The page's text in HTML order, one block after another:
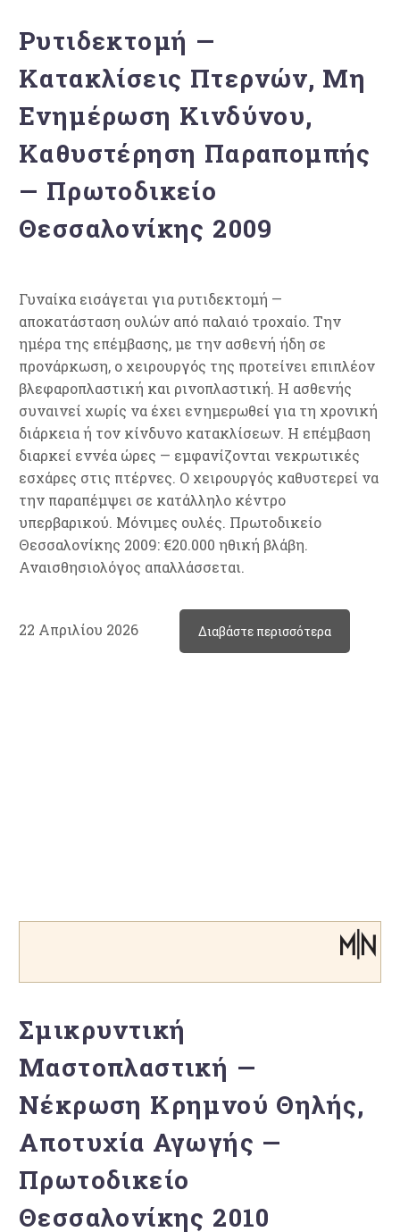
Ρυτιδεκτομή —
Κατακλίσεις Πτερνών, Μη
Ενημέρωση Κινδύνου,
Καθυστέρηση Παραπομπής
— Πρωτοδικείο
Θεσσαλονίκης 2009
Γυναίκα εισάγεται για ρυτιδεκτομή —
αποκατάσταση ουλών από παλαιό τροχαίο. Την
ημέρα της επέμβασης, με την ασθενή ήδη σε
προνάρκωση, ο χειρουργός της προτείνει επιπλέον
βλεφαροπλαστική και ρινοπλαστική. Η ασθενής
συναινεί χωρίς να έχει ενημερωθεί για τη χρονική
διάρκεια ή τον κίνδυνο κατακλίσεων. Η επέμβαση
διαρκεί εννέα ώρες — εμφανίζονται νεκρωτικές
εσχάρες στις πτέρνες. Ο χειρουργός καθυστερεί να
την παραπέμψει σε κατάλληλο κέντρο
υπερβαρικού. Μόνιμες ουλές. Πρωτοδικείο
Θεσσαλονίκης 2009: €20.000 ηθική βλάβη.
Αναισθησιολόγος απαλλάσσεται.
22 Απριλίου 2026 Διαβάστε περισσότερα
Σμικρυντική
Μαστοπλαστική —
Νέκρωση Κρημνού Θηλής,
Αποτυχία Αγωγής —
Πρωτοδικείο
Θεσσαλονίκης 2010